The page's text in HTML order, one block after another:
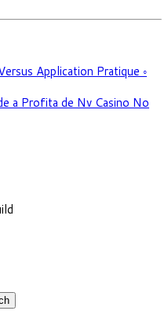
Application Pratique ◦
a Profita de Nv Casino No